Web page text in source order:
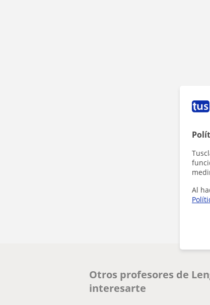
Al
Otros profesores de
interesarte